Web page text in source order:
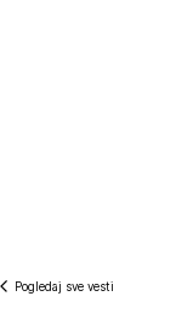
Pogledaj sve vesti